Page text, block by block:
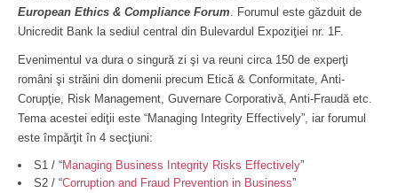
European Ethics & Compliance Forum. Forumul este găzduit de
Unicredit Bank la sediul central din Bulevardul Expoziţiei nr. 1F.
Evenimentul va dura o singură zi şi va reuni circa 150 de experţi
români şi străini din domenii precum Etică & Conformitate, Anti-
Corupţie, Risk Management, Guvernare Corporativă, Anti-Fraudă etc.
Tema acestei ediţii este “Managing Integrity Effectively”, iar forumul
este împărţit în 4 secţiuni:
S1 / “Managing Business Integrity Risks Effectively”
S2 / “Corruption and Fraud Prevention in Business”